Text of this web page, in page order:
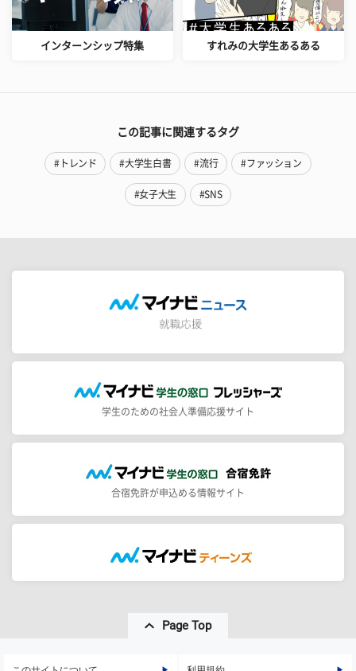
インターンシップ特集 すれみの大学生あるある
この記事に関連するタグ
#トレンド #大学生白書 #流行 #ファッション
#女子大生 #SNS
学生のための社会人準備応援サイト
合宿免許が申込める情報サイト
Page Top